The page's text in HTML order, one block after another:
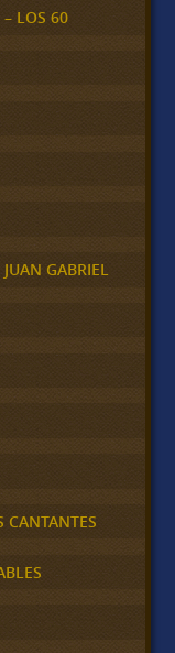
LOS 60
GABRIEL
CANTANTES